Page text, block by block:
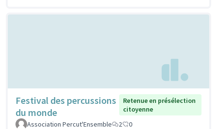
Festival des percussions
du monde
Retenue en présélection
citoyenne
Association Percut'Ensemble
2 0